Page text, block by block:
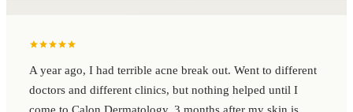
A year ago, I had terrible acne break out. Went to different
doctors and different clinics, but nothing helped until I